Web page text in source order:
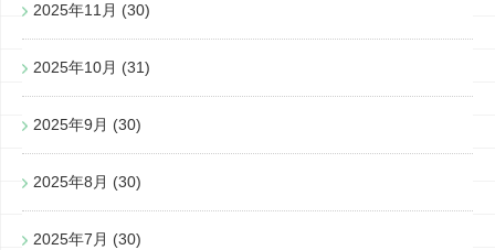
2025年11月 (30)
2025年10月 (31)
2025年9月 (30)
2025年8月 (30)
2025年7月 (30)